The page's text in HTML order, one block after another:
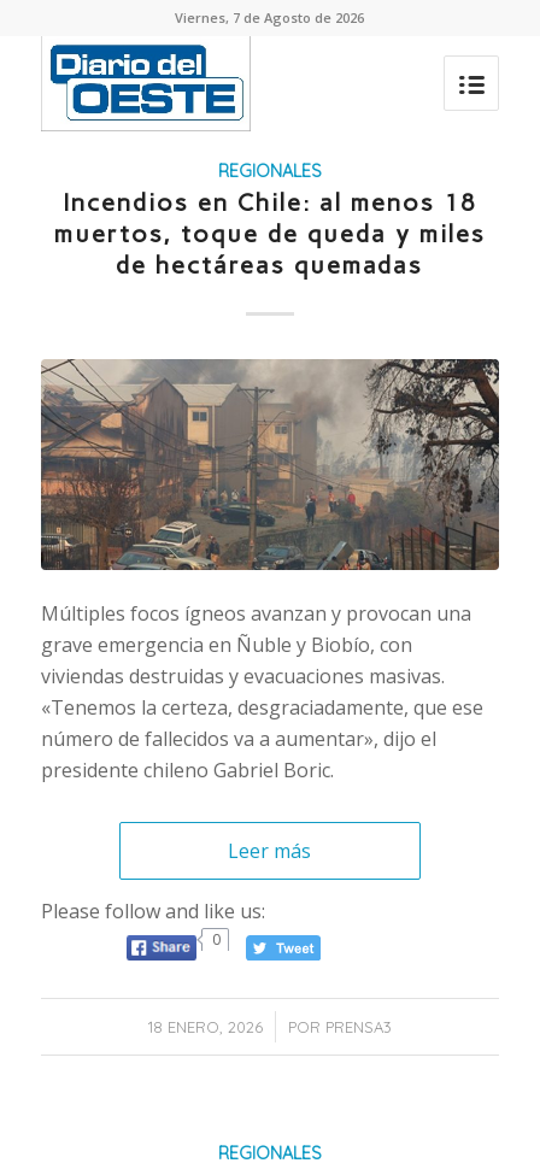
Viernes, 7 de Agosto de 2026
REGIONALES
Incendios en Chile: al menos 18
muertos, toque de queda y miles
de hectáreas quemadas
Múltiples focos ígneos avanzan y provocan una
grave emergencia en Ñuble y Biobío, con
viviendas destruidas y evacuaciones masivas.
«Tenemos la certeza, desgraciadamente, que ese
número de fallecidos va a aumentar», dijo el
presidente chileno Gabriel Boric.
Leer más
Please follow and like us:
0
18 ENERO, 2026
/ POR PRENSA3
REGIONALES